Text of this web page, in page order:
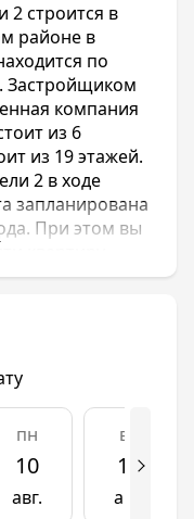
строится в
районе в
по
Застройщиком
компания
из 6
из 19 этажей.
2 в ходе
запланирована
При этом вы
квартиру.
2
и
город.
разного
для
аллеями и
пн
10
авг.
вт
11
авг.